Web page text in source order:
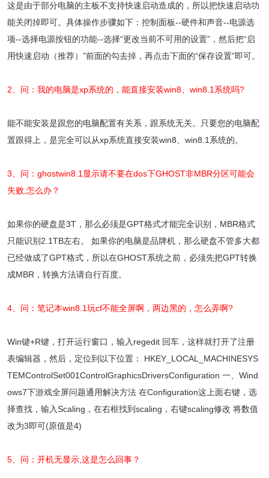
这是由于部分电脑的主板不支持快速启动造成的，所以把快速启动功
能关闭掉即可。具体操作步骤如下：控制面板--硬件和声音--电源选
项--选择电源按钮的功能--选择“更改当前不可用的设置”，然后把“启
用快速启动（推荐）”前面的勾去掉，再点击下面的“保存设置”即可。
2、问：我的电脑是xp系统的，能直接安装win8、win8.1系统吗?
能不能安装是跟您的电脑配置有关系，跟系统无关。只要您的电脑配
置跟得上，是完全可以从xp系统直接安装win8、win8.1系统的。
3、问：ghostwin8.1显示请不要在dos下GHOST非MBR分区可能会
失败,怎么办？
如果你的硬盘是3T，那么必须是GPT格式才能完全识别，MBR格式
只能识别2.1TB左右。 如果你的电脑是品牌机，那么硬盘不管多大都
已经做成了GPT格式，所以在GHOST系统之前，必须先把GPT转换
成MBR，转换方法请自行百度。
4、问：笔记本win8.1玩cf不能全屏啊，两边黑的，怎么弄啊?
Win键+R键，打开运行窗口，输入regedit 回车，这样就打开了注册
表编辑器，然后，定位到以下位置： HKEY_LOCAL_MACHINESYS
TEMControlSet001ControlGraphicsDriversConfiguration 一、Wind
ows7下游戏全屏问题通用解决方法 在Configuration这上面右键，选
择查找，输入Scaling，在右框找到scaling，右键scaling修改 将数值
改为3即可(原值是4)
5、问：开机无显示,这是怎么回事？